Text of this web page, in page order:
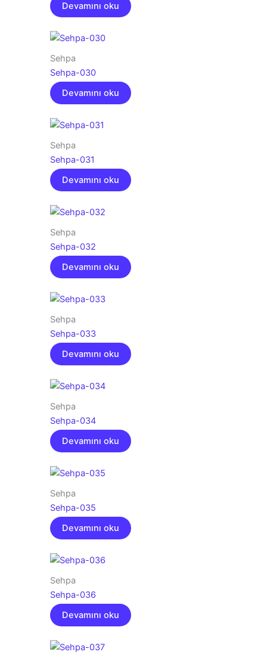
Devamını oku
Sehpa
Sehpa-030
Devamını oku
Sehpa
Sehpa-031
Devamını oku
Sehpa
Sehpa-032
Devamını oku
Sehpa
Sehpa-033
Devamını oku
Sehpa
Sehpa-034
Devamını oku
Sehpa
Sehpa-035
Devamını oku
Sehpa
Sehpa-036
Devamını oku